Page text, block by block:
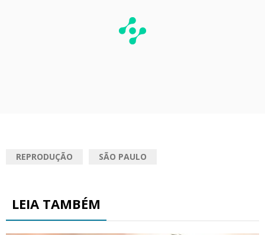
REPRODUÇÃO SÃO PAULO
LEIA TAMBÉM